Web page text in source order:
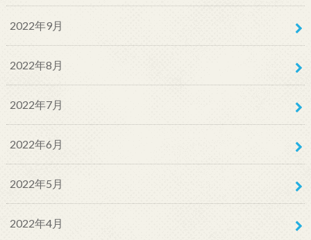
2022年9月
2022年8月
2022年7月
2022年6月
2022年5月
2022年4月